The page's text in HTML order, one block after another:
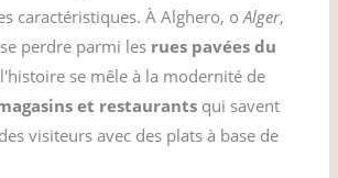
caractéristiques. À Alghero, oAlger,
perdre parmi les rues pavées du
se mêle à la modernité de
et restaurants qui savent
visiteurs avec des plats à base de